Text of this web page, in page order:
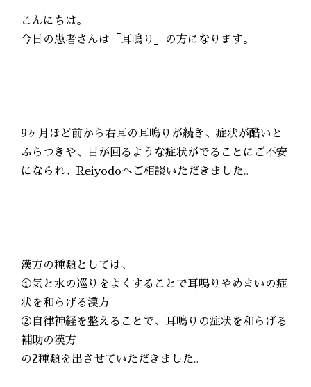
こんにちは。
今日の患者さんは「耳鳴り」の方になります。
9ヶ月ほど前から右耳の耳鳴りが続き、症状が酷いと
ふらつきや、目が回るような症状がでることにご不安
になられ、Reiyodoへご相談いただきました。
漢方の種類としては、
①気と水の巡りをよくすることで耳鳴りやめまいの症
状を和らげる漢方
②自律神経を整えることで、耳鳴りの症状を和らげる
補助の漢方
の2種類を出させていただきました。